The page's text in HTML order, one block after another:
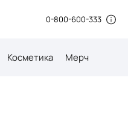
0-800-600-333
Косметика Мерч